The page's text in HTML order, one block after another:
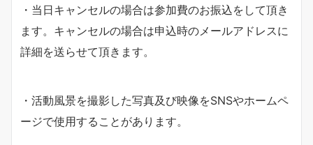
・当日キャンセルの場合は参加費のお振込をして頂き
ます。キャンセルの場合は申込時のメールアドレスに
詳細を送らせて頂きます。
・活動⾵景を撮影した写真及び映像をSNSやホームペ
ージで使用することがあります。